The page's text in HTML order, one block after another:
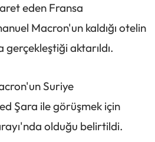
eden Fransa
Macron'un kaldığı otelin
gerçekleştiği aktarıldı.
Suriye
Şara ile görüşmek için
olduğu belirtildi.